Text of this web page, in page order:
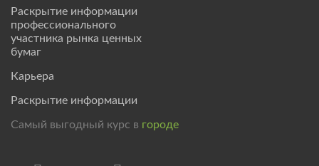
Раскрытие информации
профессионального
участника рынка ценных
бумаг
Карьера
Раскрытие информации
Самый выгодный курс в городе